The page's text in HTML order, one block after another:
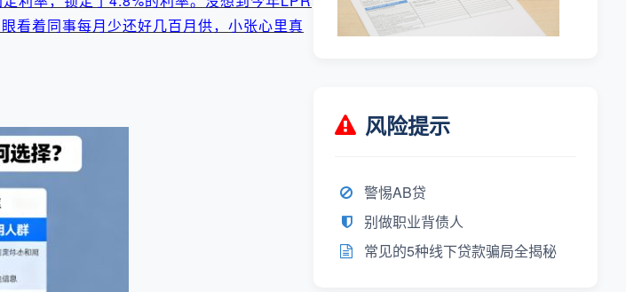
看着同事每月少还好几百月供，小张心里真
风险提示
警惕AB贷
别做职业背债人
常见的5种线下贷款骗局全揭秘